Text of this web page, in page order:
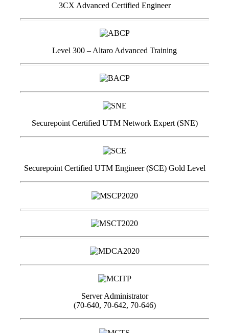
3CX Advanced Certified Engineer
Level 300 – Altaro Advanced Training
Securepoint Certified UTM Network Expert (SNE)
Securepoint Certified UTM Engineer (SCE) Gold Level
Server Administrator
(70-640, 70-642, 70-646)